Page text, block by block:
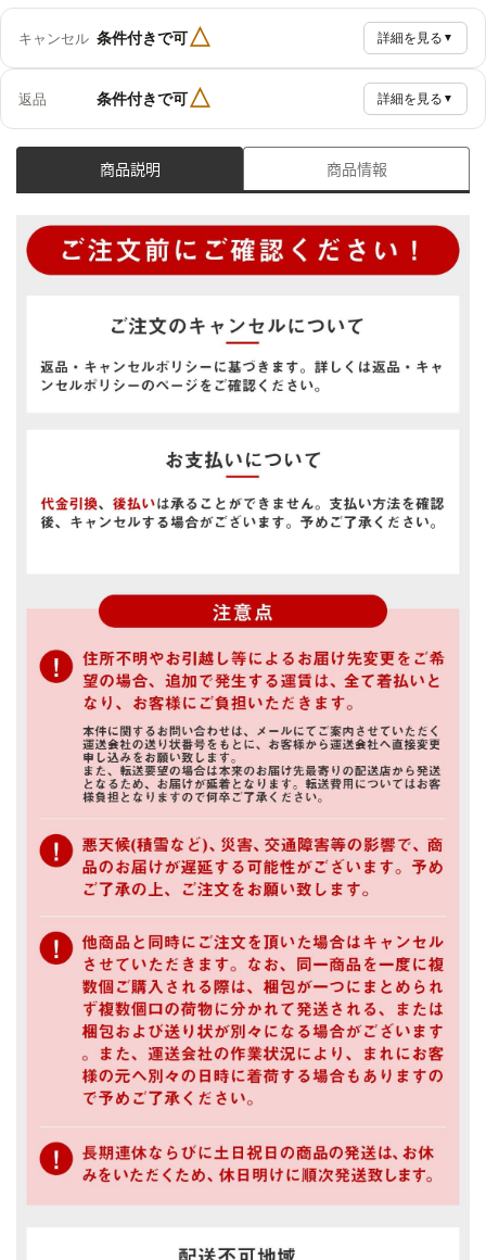
キャンセル 条件付きで可△ 詳細を見る ▼
返品 条件付きで可△ 詳細を見る ▼
商品説明 商品情報